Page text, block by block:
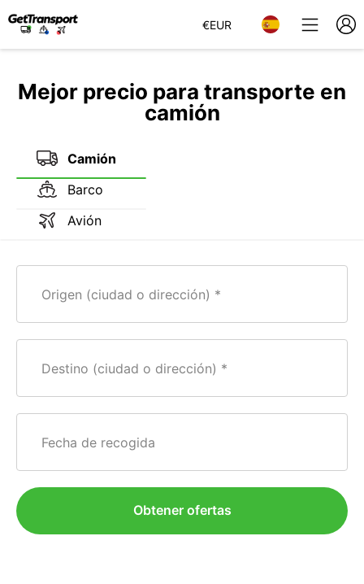
€EUR
Mejor precio para transporte en
camión
Camión
Barco
Avión
Origen (ciudad o dirección)
Destino (ciudad o dirección)
Fecha de recogida
Obtener ofertas